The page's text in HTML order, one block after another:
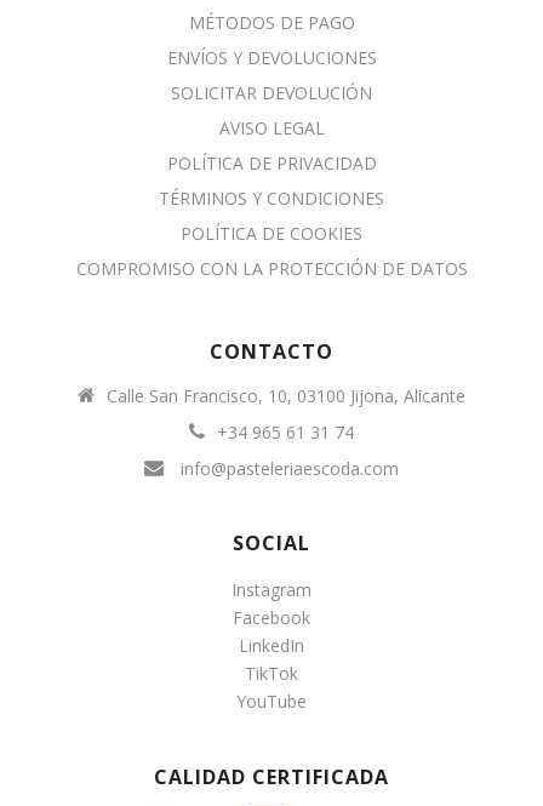
MÉTODOS DE PAGO
ENVÍOS Y DEVOLUCIONES
SOLICITAR DEVOLUCIÓN
AVISO LEGAL
POLÍTICA DE PRIVACIDAD
TÉRMINOS Y CONDICIONES
POLÍTICA DE COOKIES
COMPROMISO CON LA PROTECCIÓN DE DATOS
CONTACTO
Calle San Francisco, 10, 03100 Jijona, Alicante
+34 965 61 31 74
info@pasteleriaescoda.com
SOCIAL
Instagram
Facebook
LinkedIn
TikTok
YouTube
CALIDAD CERTIFICADA